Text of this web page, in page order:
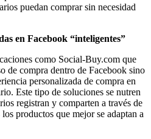
puedan comprar sin necesidad
en Facebook “inteligentes”
como Social-Buy.com que
de compra dentro de Facebook sino
personalizada de compra en
Este tipo de soluciones se nutren
registran y comparten a través de
productos que mejor se adaptan a